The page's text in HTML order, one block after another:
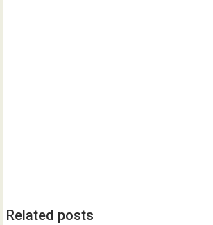
Related posts